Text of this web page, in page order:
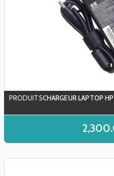
CHARGEUR LAPTOP